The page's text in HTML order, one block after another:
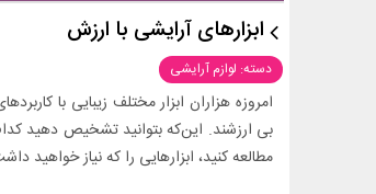
ابزارهای آرایشی با ارزش
دسته: لوازم آرایشی
امروزه هزاران ابزار مختلف زیبایی با
بی ارزشند. این‌که بتوانید تشخیص دهید
مطالعه کنید، ابزارهایی را که نیاز